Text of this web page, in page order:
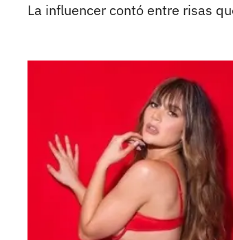
La influencer contó entre risas